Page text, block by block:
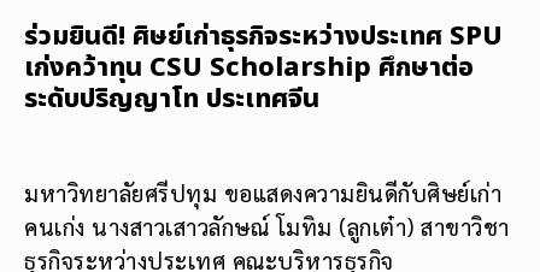
ร่วมยินดี! ศิษย์เก่าธุรกิจระหว่างประเทศ SPU
เก่งคว้าทุน CSU Scholarship ศึกษาต่อ
ระดับปริญญาโท ประเทศจีน
มหาวิทยาลัยศรีปทุม ขอแสดงความยินดีกับศิษย์เก่า
คนเก่ง นางสาวเสาวลักษณ์ โมทิม (ลูกเต๋า) สาขาวิชา
ธุรกิจระหว่างประเทศ คณะบริหารธุรกิจ